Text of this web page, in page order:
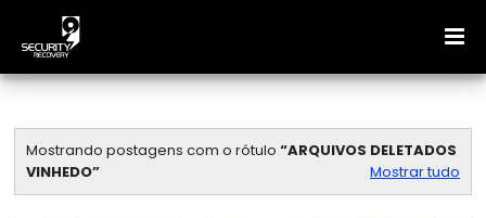
Mostrando postagens com o rótulo ARQUIVOS DELETADOS
VINHEDO
Mostrar tudo